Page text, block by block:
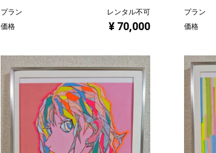
プラン
レンタル不可
価格
¥ 70,000
プラン
価格